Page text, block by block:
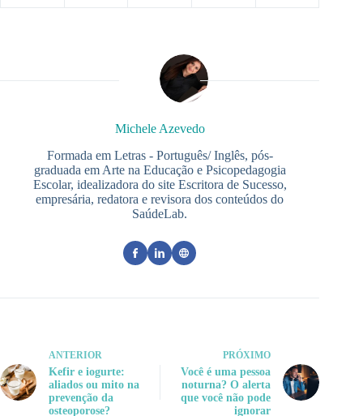
Michele Azevedo
Formada em Letras - Português/ Inglês, pós-
graduada em Arte na Educação e Psicopedagogia
Escolar, idealizadora do site Escritora de Sucesso,
empresária, redatora e revisora dos conteúdos do
SaúdeLab.
ANTERIOR
Kefir e iogurte:
aliados ou mito na
prevenção da
osteoporose?
PRÓXIMO
Você é uma pessoa
noturna? O alerta
que você não pode
ignorar